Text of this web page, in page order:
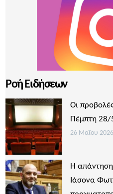
Ροή Ειδήσεων
Οι
Πέμπτη 28/
26 Μαΐου 2026
Η
Ιάσονα